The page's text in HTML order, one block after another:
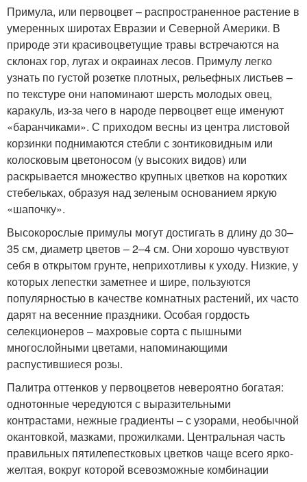
Примула, или первоцвет – распространенное растение в
умеренных широтах Евразии и Северной Америки. В
природе эти красивоцветущие травы встречаются на
склонах гор, лугах и окраинах лесов. Примулу легко
узнать по густой розетке плотных, рельефных листьев –
по текстуре они напоминают шерсть молодых овец,
каракуль, из-за чего в народе первоцвет еще именуют
«баранчиками». С приходом весны из центра листовой
корзинки поднимаются стебли с зонтиковидным или
колосковым цветоносом (у высоких видов) или
раскрывается множество крупных цветков на коротких
стебельках, образуя над зеленым основанием яркую
«шапочку».
Высокорослые примулы могут достигать в длину до 30–
35 см, диаметр цветов – 2–4 см. Они хорошо чувствуют
себя в открытом грунте, неприхотливы к уходу. Низкие, у
которых лепестки заметнее и шире, пользуются
популярностью в качестве комнатных растений, их часто
дарят на весенние праздники. Особая гордость
селекционеров – махровые сорта с пышными
многослойными цветами, напоминающими
распустившиеся розы.
Палитра оттенков у первоцветов невероятно богатая:
однотонные чередуются с выразительными
контрастами, нежные градиенты – с узорами, необычной
окантовкой, мазками, прожилками. Центральная часть
правильных пятилепестковых цветков чаще всего ярко-
желтая, вокруг которой всевозможные комбинации